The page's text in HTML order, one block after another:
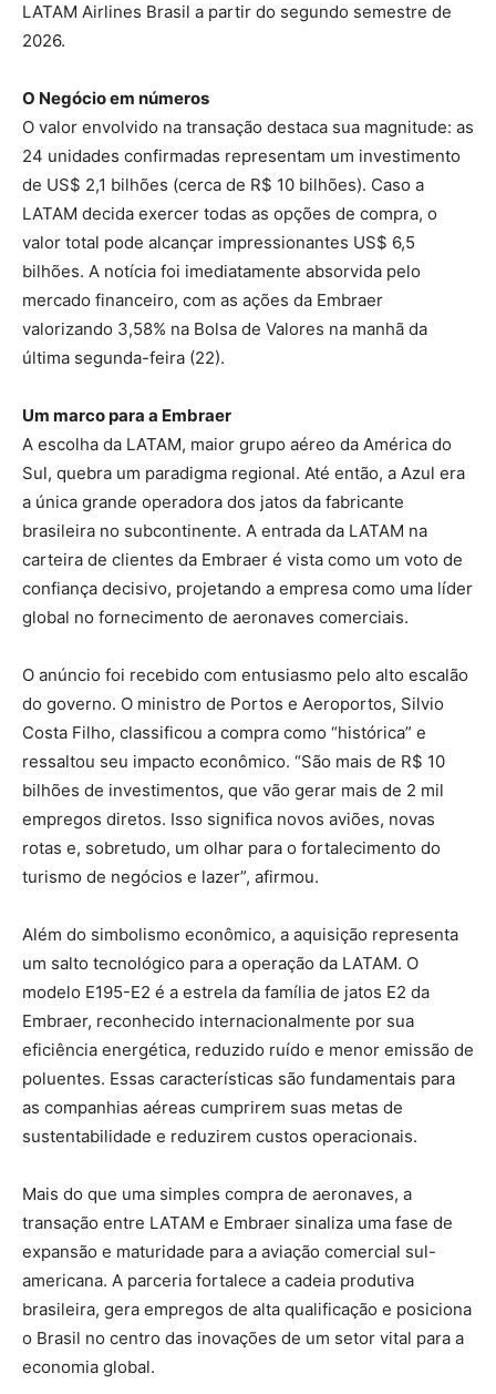
LATAM Airlines Brasil a partir do segundo semestre de
2026.
O Negócio em números
O valor envolvido na transação destaca sua magnitude: as
24 unidades confirmadas representam um investimento
de US$ 2,1 bilhões (cerca de R$ 10 bilhões). Caso a
LATAM decida exercer todas as opções de compra, o
valor total pode alcançar impressionantes US$ 6,5
bilhões. A notícia foi imediatamente absorvida pelo
mercado financeiro, com as ações da Embraer
valorizando 3,58% na Bolsa de Valores na manhã da
última segunda-feira (22).
Um marco para a Embraer
A escolha da LATAM, maior grupo aéreo da América do
Sul, quebra um paradigma regional. Até então, a Azul era
a única grande operadora dos jatos da fabricante
brasileira no subcontinente. A entrada da LATAM na
carteira de clientes da Embraer é vista como um voto de
confiança decisivo, projetando a empresa como uma líder
global no fornecimento de aeronaves comerciais.
O anúncio foi recebido com entusiasmo pelo alto escalão
do governo. O ministro de Portos e Aeroportos, Silvio
Costa Filho, classificou a compra como “histórica” e
ressaltou seu impacto econômico. “São mais de R$ 10
bilhões de investimentos, que vão gerar mais de 2 mil
empregos diretos. Isso significa novos aviões, novas
rotas e, sobretudo, um olhar para o fortalecimento do
turismo de negócios e lazer”, afirmou.
Além do simbolismo econômico, a aquisição representa
um salto tecnológico para a operação da LATAM. O
modelo E195-E2 é a estrela da família de jatos E2 da
Embraer, reconhecido internacionalmente por sua
eficiência energética, reduzido ruído e menor emissão de
poluentes. Essas características são fundamentais para
as companhias aéreas cumprirem suas metas de
sustentabilidade e reduzirem custos operacionais.
Mais do que uma simples compra de aeronaves, a
transação entre LATAM e Embraer sinaliza uma fase de
expansão e maturidade para a aviação comercial sul-
americana. A parceria fortalece a cadeia produtiva
brasileira, gera empregos de alta qualificação e posiciona
o Brasil no centro das inovações de um setor vital para a
economia global.